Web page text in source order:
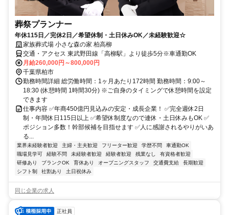
葬祭プランナー
年休115日／完休2日／希望休制・土日休みOK／未経験歓迎☆
家族葬式場 小さな森の家 柏高柳
交通・アクセス 東武野田線「高柳駅」より徒歩5分※車通勤OK
月給260,000円～800,000円
千葉県柏市
勤務時間詳細 総労働時間：1ヶ月あたり172時間 勤務時間：9:00～
18:30 (休憩時間 1時間30分) ※ご自身のタイミングで休憩時間を設定
できます
仕事内容 ✅年商450億円見込みの安定・成長企業！ ✅完全週休2日
制・年間休日115日以上 ✅希望休制度なので連休・土日休みもOK ✅
ポジション多数！幹部候補を目指せます ✅人に感謝されるやりがいあ
る...
業界未経験者歓迎 主婦・主夫歓迎 フリーター歓迎 学歴不問
車通勤OK
職場見学可
経験不問 未経験者歓迎 経験者歓迎 残業なし
有資格者歓迎
研修あり
ブランクOK 育休あり オープニングスタッフ 交通費支給
長期歓迎
シフト制
社割あり 土日祝休み
同じ企業の求人
正社員